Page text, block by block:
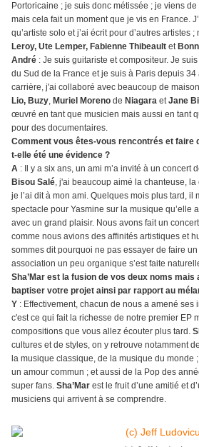
Portoricaine ; je suis donc métissée ; je viens
mais cela fait un moment que je vis en France.
qu’artiste solo et j’ai écrit pour d’autres artistes
Leroy, Ute Lemper, Fabienne Thibeault et
André : Je suis guitariste et compositeur. Je
du Sud de la France et je suis à Paris depuis
carrière, j'ai collaboré avec beaucoup de
Lio, Buzy, Muriel Moreno de Niagara etJane
œuvré en tant que musicien mais aussi en tant
pour des documentaires.
Comment vous êtes-vous rencontrés et faire
t-elle été une évidence ?
A : Il y a six ans, un ami m’a invité à un concert
Bisou Salé, j'ai beaucoup aimé la chanteuse,
je l’ai dit à mon ami. Quelques mois plus tard, il
spectacle pour Yasmine sur la musique qu’elle
avec un grand plaisir. Nous avons fait un
comme nous avions des affinités artistiques et
sommes dit pourquoi ne pas essayer de faire
association un peu organique s’est faite
Sha’Mar est la fusion de vos deux noms
baptiser votre projet ainsi par rapport au
Y : Effectivement, chacun de nous a amené ses
c'est ce qui fait la richesse de notre premier EP
compositions que vous allez écouter plus tard.
cultures et de styles, on y retrouve notamment
la musique classique, de la musique du monde
un amour commun ; et aussi de la Pop des
super fans. Sha’Mar est le fruit d’une amitié et
musiciens qui arrivent à se comprendre.